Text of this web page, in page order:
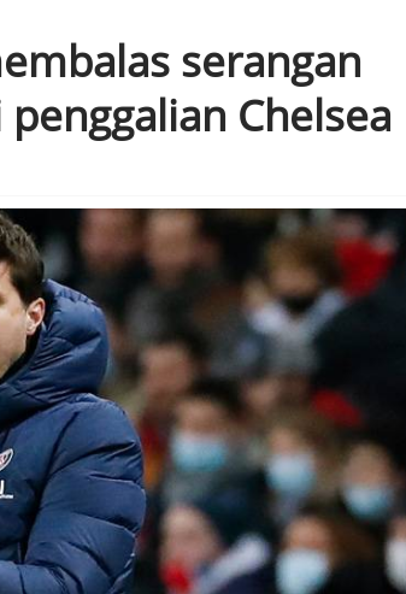
serangan
Chelsea